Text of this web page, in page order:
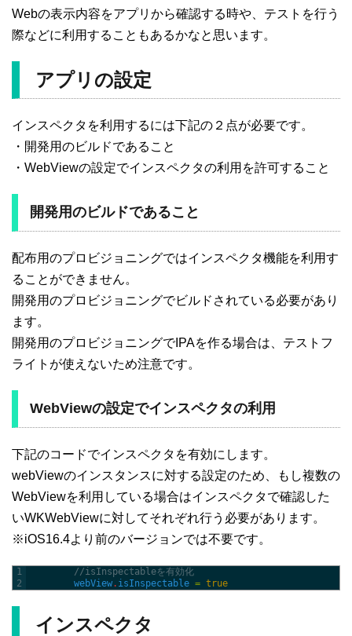
Webの表示内容をアプリから確認する時や、テストを行う
際などに利用することもあるかなと思います。
アプリの設定
インスペクタを利用するには下記の２点が必要です。
・開発用のビルドであること
・WebViewの設定でインスペクタの利用を許可すること
開発用のビルドであること
配布用のプロビジョニングではインスペクタ機能を利用す
ることができません。
開発用のプロビジョニングでビルドされている必要があり
ます。
開発用のプロビジョニングでIPAを作る場合は、テストフ
ライトが使えないため注意です。
WebViewの設定でインスペクタの利用
下記のコードでインスペクタを有効にします。
webViewのインスタンスに対する設定のため、もし複数の
WebViewを利用している場合はインスペクタで確認した
いWKWebViewに対してそれぞれ行う必要があります。
※iOS16.4より前のバージョンでは不要です。
1
2
//isInspectableを有効化
webView. isInspectable = true
インスペクタ